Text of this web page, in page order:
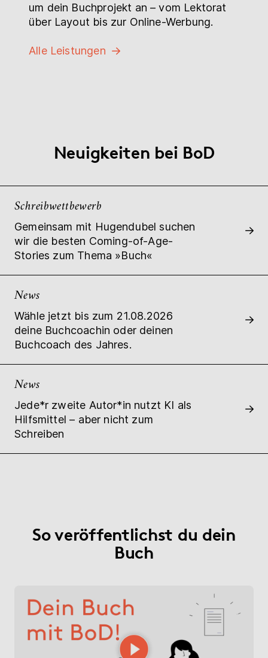
um dein Buchprojekt an – vom Lektorat
über Layout bis zur Online-Werbung.
Alle Leistungen
Neuigkeiten bei BoD
Schreibwettbewerb
Gemeinsam mit Hugendubel suchen
wir die besten Coming-of-Age-
Stories zum Thema »Buch«
News
Wähle jetzt bis zum 21.08.2026
deine Buchcoachin oder deinen
Buchcoach des Jahres.
News
Jede*r zweite Autor*in nutzt KI als
Hilfsmittel – aber nicht zum
Schreiben
So veröffentlichst du dein
Buch